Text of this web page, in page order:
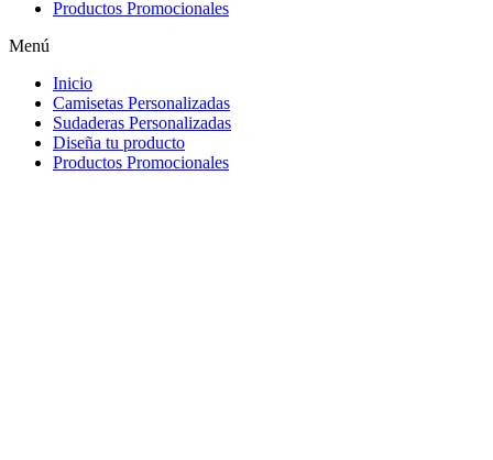
Productos Promocionales
Menú
Inicio
Camisetas Personalizadas
Sudaderas Personalizadas
Diseña tu producto
Productos Promocionales